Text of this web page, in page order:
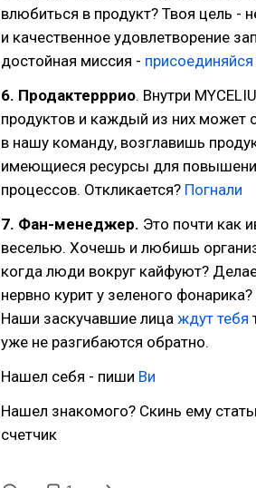
влюбиться в продукт? Твоя цель -
и качественное удовлетворение
достойная миссия - присоединяйся
6. Продактерррио. Внутри
продуктов и каждый из них может
в нашу команду, возглавишь
имеющиеся ресурсы для
процессов. Откликается? Погнали
7. Фан-менеджер. Это почти как
веселью. Хочешь и любишь
когда люди вокруг кайфуют?
нервно курит у зеленого
Наши заскучавшие лица ждут тебя
уже не разгибаются обратно.
Нашел себя - пиши Ви
Нашел знакомого? Скинь ему
счетчик